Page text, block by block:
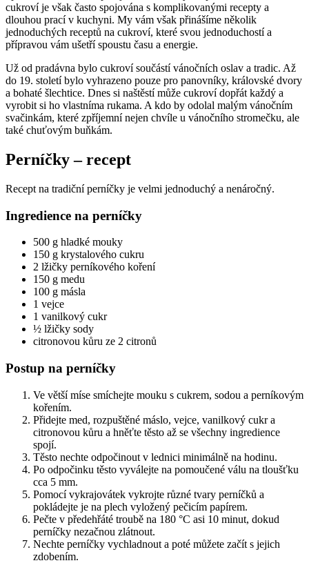
cukroví je však často spojována s komplikovanými recepty a
dlouhou prací v kuchyni. My vám však přinášíme několik
jednoduchých receptů na cukroví, které svou jednoduchostí a
přípravou vám ušetří spoustu času a energie.
Už od pradávna bylo cukroví součástí vánočních oslav a tradic. Až
do 19. století bylo vyhrazeno pouze pro panovníky, královské dvory
a bohaté šlechtice. Dnes si naštěstí může cukroví dopřát každý a
vyrobit si ho vlastníma rukama. A kdo by odolal malým vánočním
svačinkám, které zpříjemní nejen chvíle u vánočního stromečku, ale
také chuťovým buňkám.
Perníčky – recept
Recept na tradiční perníčky je velmi jednoduchý a nenáročný.
Ingredience na perníčky
500 g hladké mouky
150 g krystalového cukru
2 lžičky perníkového koření
150 g medu
100 g másla
1 vejce
1 vanilkový cukr
½ lžičky sody
citronovou kůru ze 2 citronů
Postup na perníčky
Ve větší míse smíchejte mouku s cukrem, sodou a perníkovým
kořením.
Přidejte med, rozpuštěné máslo, vejce, vanilkový cukr a
citronovou kůru a hněťte těsto až se všechny ingredience
spojí.
Těsto nechte odpočinout v lednici minimálně na hodinu.
Po odpočinku těsto vyválejte na pomoučené válu na tloušťku
cca 5 mm.
Pomocí vykrajovátek vykrojte různé tvary perníčků a
pokládejte je na plech vyložený pečicím papírem.
Pečte v předehřáté troubě na 180 °C asi 10 minut, dokud
perníčky nezačnou zlátnout.
Nechte perníčky vychladnout a poté můžete začít s jejich
zdobením.